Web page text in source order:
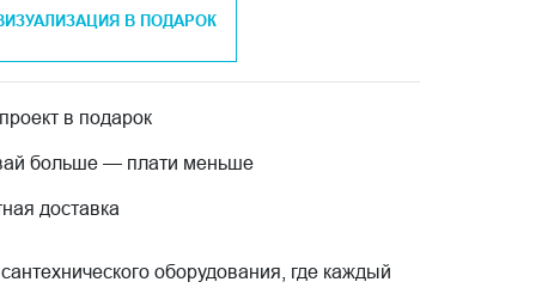
В ПОДАРОК
в подарок
больше — плати меньше
доставка
оборудования, где каждый